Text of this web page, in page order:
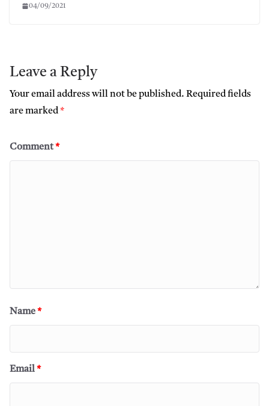
04/09/2021
Leave a Reply
Your email address will not be published. Required fields
are marked*
Comment*
Name*
Email*